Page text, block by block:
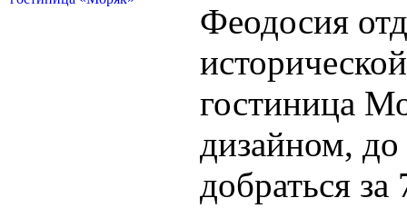
Феодосия
гостиница
дизайном,
добраться